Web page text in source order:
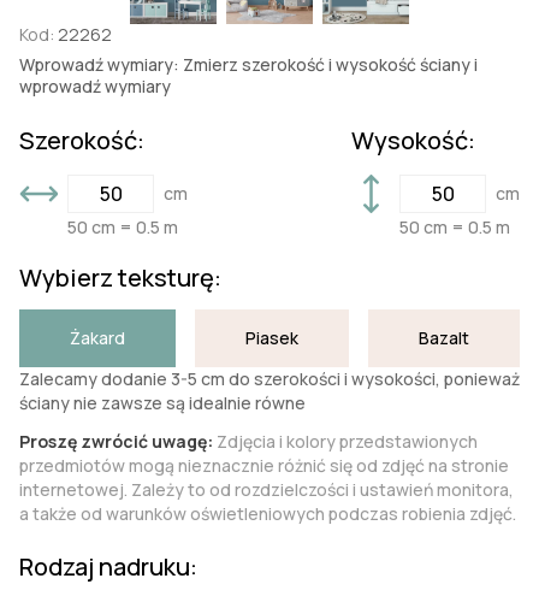
Kod: 22262
Wprowadź wymiary: Zmierz szerokość i wysokość ściany i
wprowadź wymiary
Szerokość:
cm
50 cm = 0.5 m
Wysokość:
cm
50 cm = 0.5 m
Wybierz teksturę:
Żakard Piasek
Bazalt
Zalecamy dodanie 3-5 cm do szerokości i wysokości, ponieważ
ściany nie zawsze są idealnie równe
Proszę zwrócić uwagę: Zdjęcia i kolory przedstawionych
przedmiotów mogą nieznacznie różnić się od zdjęć na stronie
internetowej. Zależy to od rozdzielczości i ustawień monitora,
a także od warunków oświetleniowych podczas robienia zdjęć.
Rodzaj nadruku: